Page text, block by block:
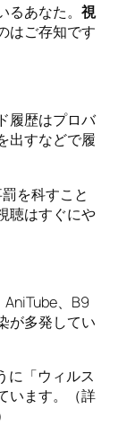
あなた。 視
はご存知です
履歴はプロバ
出すなどで履
を科すこと
聴はすぐにや
AniTube、B9
が多発してい
に「ウィルス
います。（詳